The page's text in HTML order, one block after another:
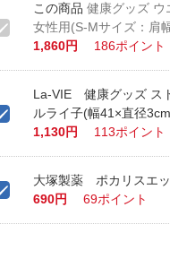
健康グッズ ウ
女性用(S-Mサイズ：肩
1,860円
186ポイント
La-VIE 健康グッズ ス
ルライ子(幅41×直径
1,130円
113ポイント
大塚製薬 ポカリスエ
690円
69ポイント